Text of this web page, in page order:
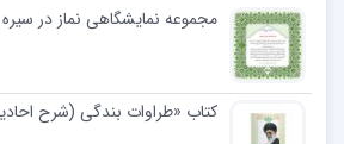
مجموعه نمایشگاهی نماز در سیره
کتاب «طراوات بندگی (شرح